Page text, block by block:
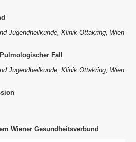
Jugendheilkunde, Klinik Ottakring, Wien
Fall
Jugendheilkunde, Klinik Ottakring, Wien
Wiener Gesundheitsverbund